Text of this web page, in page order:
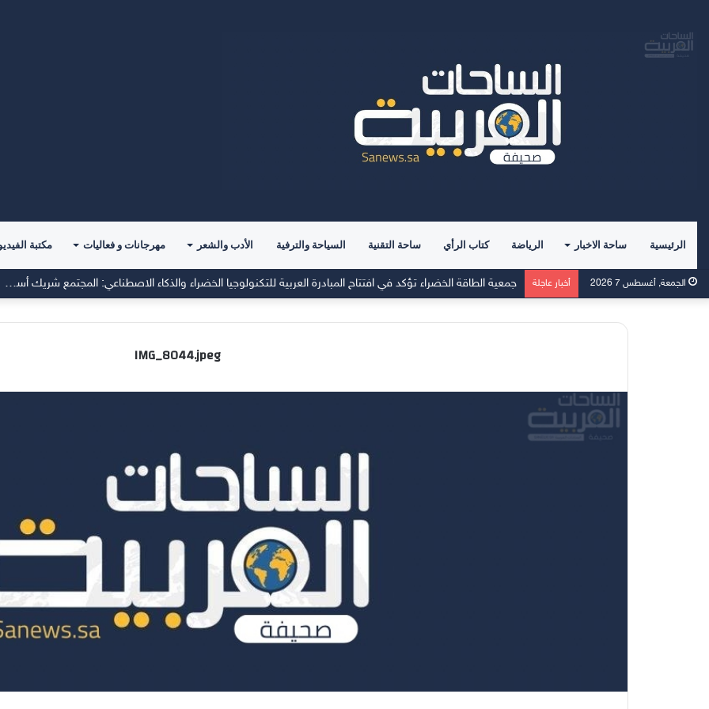
الرئيسية ساحة الاخبار الرياضة كتاب الرأي ساحة التقنية السياحة والترفية الأدب والشعر مهرجانات و فعاليات مكتبة
الجمعة, أغسطس 7 2026 أخبار عاجلة جمعية الطاقة الخضراء تؤكد في افتتاح المبادرة العربية للتكنولوجيا الخضراء والذكاء الاصطناعي: المجتمع شريك أساسي في صناعة المستقبل المستدام
IMG_8044.jpeg